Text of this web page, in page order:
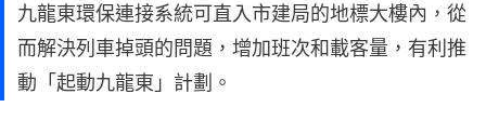
九龍東環保連接系統可直入市建局的地標大樓內，從
而解決列車掉頭的問題，增加班次和載客量，有利推
動「起動九龍東」計劃。